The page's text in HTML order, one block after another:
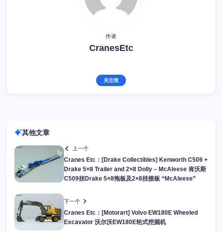
作者
CranesEtc
关注我
其他文章
上一个
Cranes Etc：[Drake Collectibles] Kenworth C509 +
Drake 5×8 Trailer and 2×8 Dolly – McAleese 肯沃斯
C509挂Drake 5×8拖板及2×8挂接板 “McAleese”
下一个
Cranes Etc：[Motorart] Volvo EW180E Wheeled
Excavator 沃尔沃EW180E轮式挖掘机